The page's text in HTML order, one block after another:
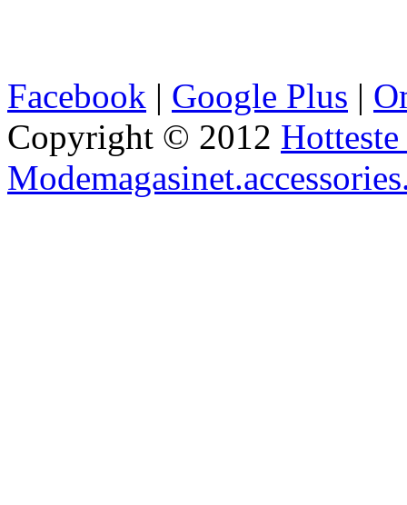
Facebook | Google Plus |
Copyright © 2012